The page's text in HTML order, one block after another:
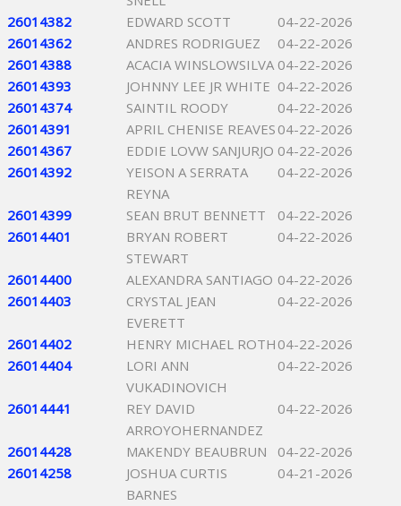
26014382
EDWARD SCOTT
04-22-2026
26014362
ANDRES RODRIGUEZ
04-22-2026
26014388
ACACIA WINSLOWSILVA 04-22-2026
26014393
JOHNNY LEE JR WHITE 04-22-2026
26014374
SAINTIL ROODY
04-22-2026
26014391
APRIL CHENISE REAVES 04-22-2026
26014367
EDDIE LOVW SANJURJO 04-22-2026
26014392
YEISON A SERRATA
REYNA
04-22-2026
26014399 SEAN BRUT BENNETT
04-22-2026
26014401
BRYAN ROBERT
STEWART
04-22-2026
26014400 ALEXANDRA SANTIAGO 04-22-2026
26014403
CRYSTAL JEAN
EVERETT
04-22-2026
26014402 HENRY MICHAEL ROTH 04-22-2026
26014404
LORI ANN
VUKADINOVICH
04-22-2026
26014441
REY DAVID
ARROYOHERNANDEZ
04-22-2026
26014428 MAKENDY BEAUBRUN
04-22-2026
26014258
JOSHUA CURTIS
BARNES
04-21-2026